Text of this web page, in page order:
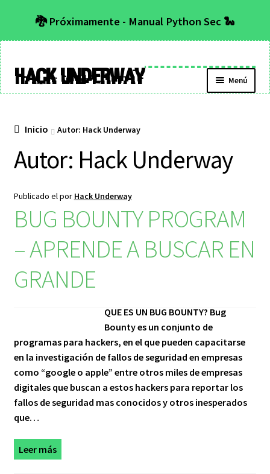
🐉 Próximamente - Manual Python Sec 🐍
Hack Underway Menú
Inicio Autor: Hack Underway
Autor: Hack Underway
Publicado elpor Hack Underway
BUG BOUNTY PROGRAM
– APRENDE A BUSCAR EN
GRANDE
QUE ES UN BUG BOUNTY? Bug
Bounty es un conjunto de
programas para hackers, en el que pueden capacitarse
en la investigación de fallos de seguridad en empresas
como “google o apple” entre otros miles de empresas
digitales que buscan a estos hackers para reportar los
fallos de seguridad mas conocidos y otros inesperados
que…
Leer más